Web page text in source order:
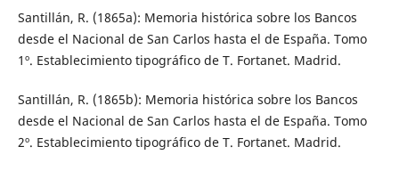
Santillán, R. (1865a): Memoria histórica sobre los Bancos
desde el Nacional de San Carlos hasta el de España. Tomo
1º. Establecimiento tipográfico de T. Fortanet. Madrid.
Santillán, R. (1865b): Memoria histórica sobre los Bancos
desde el Nacional de San Carlos hasta el de España. Tomo
2º. Establecimiento tipográfico de T. Fortanet. Madrid.